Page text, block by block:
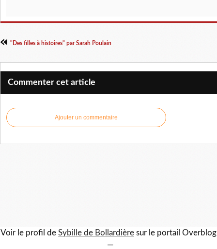
"Des filles à histoires" par Sarah Poulain
Commenter cet article
Ajouter un commentaire
Voir le profil de Sybille de Bollardière sur le portail Overblog